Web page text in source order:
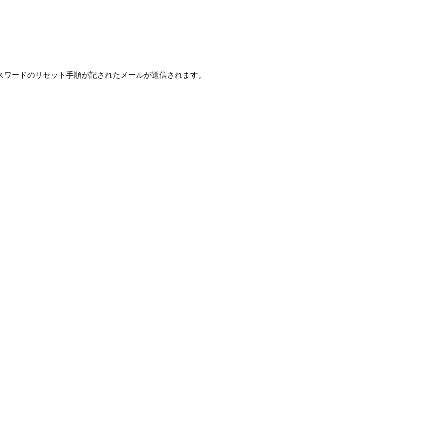
ードのリセット手順が記されたメールが送信されます。